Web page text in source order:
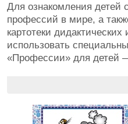
Для ознакомления детей
профессий в мире, а
картотеки дидактических
использовать
«Профессии» для детей